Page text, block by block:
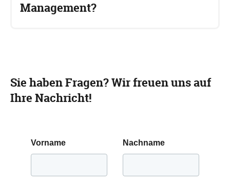
Management?
Sie haben Fragen? Wir freuen uns auf
Ihre Nachricht!
Vorname Nachname